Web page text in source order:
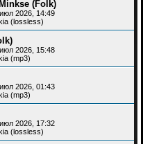
(Folk)
2026, 14:49
(lossless)
2026, 15:48
(mp3)
2026, 01:43
(mp3)
2026, 17:32
(lossless)